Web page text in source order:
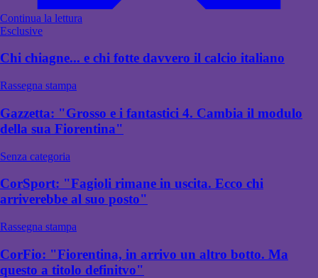
Continua la lettura
Esclusive
Chi chiagne... e chi fotte davvero il calcio italiano
Rassegna stampa
Gazzetta: "Grosso e i fantastici 4. Cambia il modulo
della sua Fiorentina"
Senza categoria
CorSport: "Fagioli rimane in uscita. Ecco chi
arriverebbe al suo posto"
Rassegna stampa
CorFio: "Fiorentina, in arrivo un altro botto. Ma
questo a titolo definitvo"